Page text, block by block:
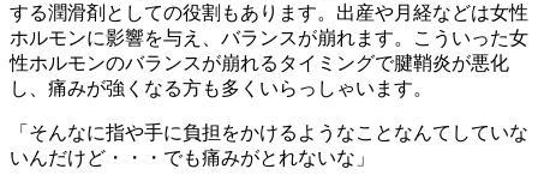
する潤滑剤としての役割もあります。出産や月経などは女性
ホルモンに影響を与え、バランスが崩れます。こういった女
性ホルモンのバランスが崩れるタイミングで腱鞘炎が悪化
し、痛みが強くなる方も多くいらっしゃいます。
「そんなに指や手に負担をかけるようなことなんてしていな
いんだけど・・・でも痛みがとれないな」